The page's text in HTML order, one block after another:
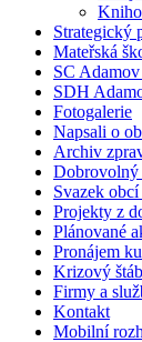
Strategický
Mateřská
SC Adamov
SDH
Fotogalerie
Napsali o
Archiv
Svazek
Projekty z
Plánované
Pronájem
Krizový
Firmy a
Kontakt
Mobilní